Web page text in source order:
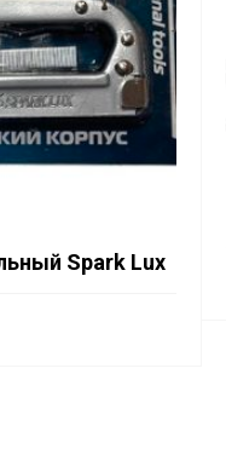
Spark Lux